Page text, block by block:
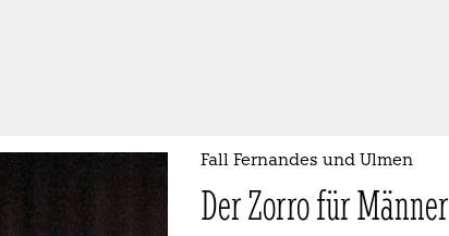
Fall Fernandes und Ulmen
Der Zorro für Männer